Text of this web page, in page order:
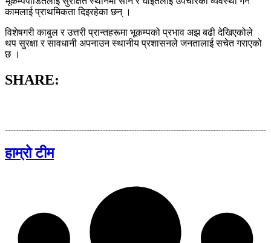
कामलाई प्राथमिकता दिइरहेका छन् ।
विशेषगरी काबुल र उत्तरी प्रान्तहरूमा भूकम्पको प्रभाव अझ बढी देखिएकोले
थप सुरक्षा र सावधानी अपनाउन स्थानीय प्रशासनले जनतालाई सचेत गराएको
छ ।
SHARE:
हाम्रो टीम